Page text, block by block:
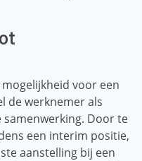
voor een
de werknemer als
Door te
een interim positie,
aanstelling bij een